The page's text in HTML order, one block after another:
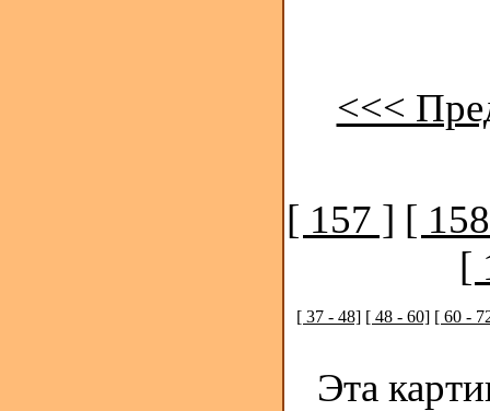
<<<
[ 157 ] [
[
[ 37 - 48] [ 48 - 60] [ 60 -
Эта